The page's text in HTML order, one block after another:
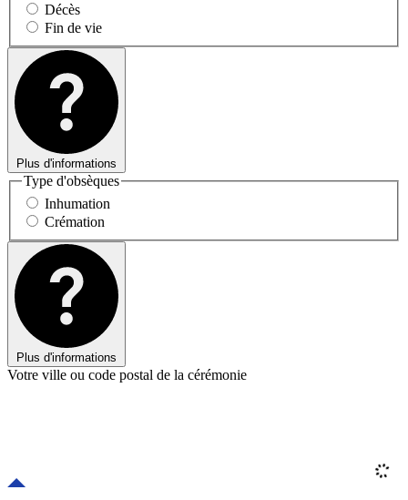
Décès
Fin de vie
Plus d'informations
Type d'obsèques
Inhumation
Crémation
Plus d'informations
Votre ville ou code postal de la cérémonie